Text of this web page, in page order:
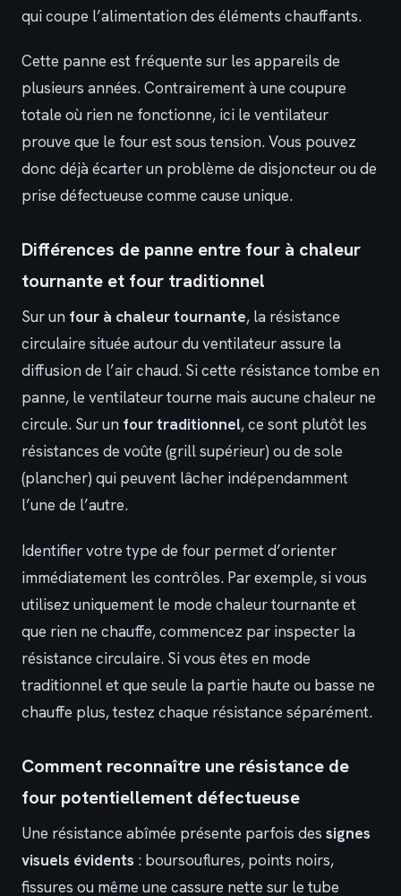
qui coupe l’alimentation des éléments chauffants.
Cette panne est fréquente sur les appareils de
plusieurs années. Contrairement à une coupure
totale où rien ne fonctionne, ici le ventilateur
prouve que le four est sous tension. Vous pouvez
donc déjà écarter un problème de disjoncteur ou de
prise défectueuse comme cause unique.
Différences de panne entre four à chaleur
tournante et four traditionnel
Sur un four à chaleur tournante, la résistance
circulaire située autour du ventilateur assure la
diffusion de l’air chaud. Si cette résistance tombe en
panne, le ventilateur tourne mais aucune chaleur ne
circule. Sur un four traditionnel, ce sont plutôt les
résistances de voûte (grill supérieur) ou de sole
(plancher) qui peuvent lâcher indépendamment
l’une de l’autre.
Identifier votre type de four permet d’orienter
immédiatement les contrôles. Par exemple, si vous
utilisez uniquement le mode chaleur tournante et
que rien ne chauffe, commencez par inspecter la
résistance circulaire. Si vous êtes en mode
traditionnel et que seule la partie haute ou basse ne
chauffe plus, testez chaque résistance séparément.
Comment reconnaître une résistance de
four potentiellement défectueuse
Une résistance abîmée présente parfois des signes
visuels évidents : boursouflures, points noirs,
fissures ou même une cassure nette sur le tube